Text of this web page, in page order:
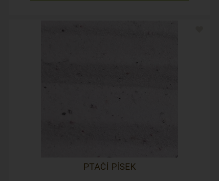
PTAČÍ PÍSEK